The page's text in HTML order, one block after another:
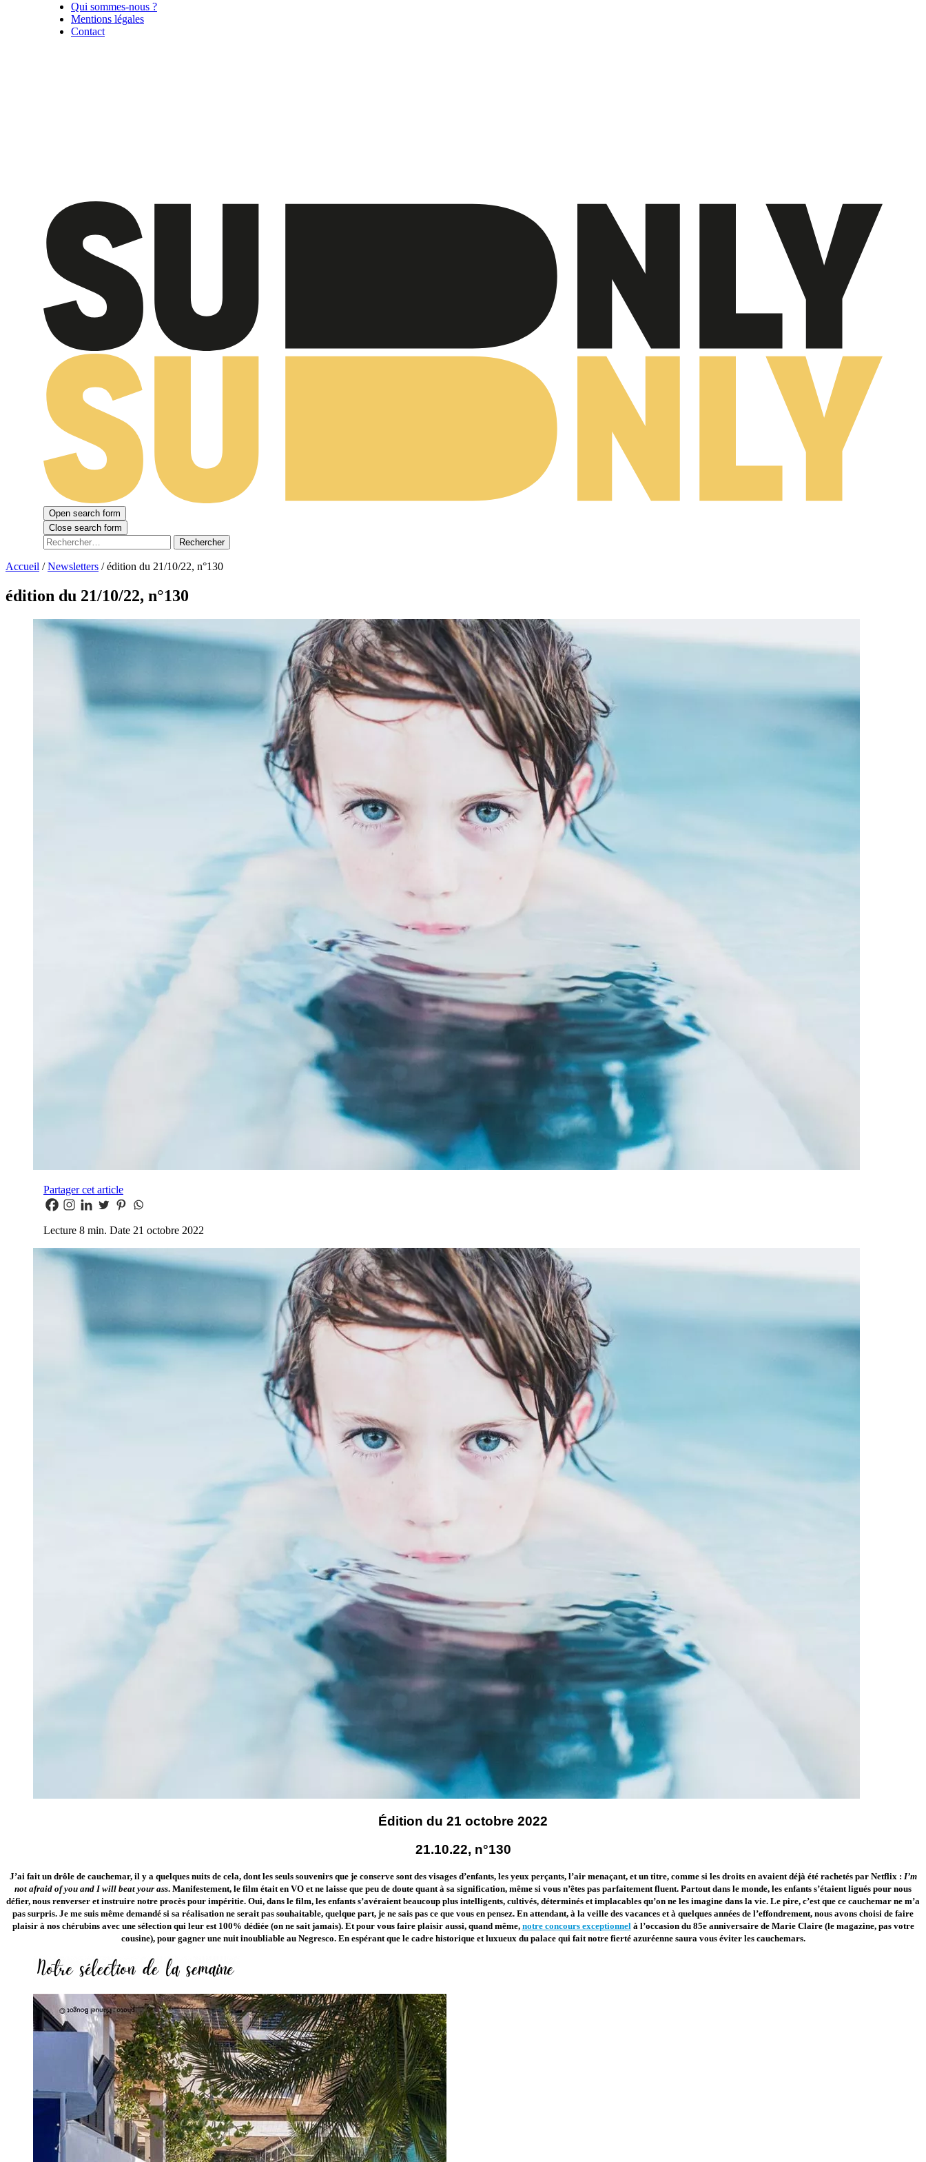
Qui sommes-nous ?
Mentions légales
Contact
Open search form
Close search form
Rechercher :
Accueil /Newsletters /édition du 21/10/22, n°130
édition du 21/10/22, n°130
Partager cet article
Lecture 8 min. Date 21 octobre 2022
Édition du 21 octobre 2022
21.10.22, n°130
J’ai fait un drôle de cauchemar, il y a quelques nuits de cela, dont les seuls souvenirs que je conserve sont des visages d’enfants, les yeux perçants, l’air menaçant, et un titre, comme si les droits en avaient déjà été rachetés par Netflix : I’m
not afraid of you and I will beat your ass. Manifestement, le film était en VO et ne laisse que peu de doute quant à sa signification, même si vous n’êtes pas parfaitement fluent. Partout dans le monde, les enfants s’étaient ligués pour nous
défier, nous renverser et instruire notre procès pour impéritie. Oui, dans le film, les enfants s’avéraient beaucoup plus intelligents, cultivés, déterminés et implacables qu’on ne les imagine dans la vie. Le pire, c’est que ce cauchemar ne m’a
pas surpris. Je me suis même demandé si sa réalisation ne serait pas souhaitable, quelque part, je ne sais pas ce que vous en pensez. En attendant, à la veille des vacances et à quelques années de l’effondrement, nous avons choisi de faire
plaisir à nos chérubins avec une sélection qui leur est 100% dédiée (on ne sait jamais). Et pour vous faire plaisir aussi, quand même, notre concours exceptionnel à l’occasion du 85e anniversaire de Marie Claire (le magazine, pas votre
cousine), pour gagner une nuit inoubliable au Negresco. En espérant que le cadre historique et luxueux du palace qui fait notre fierté azuréenne saura vous éviter les cauchemars.